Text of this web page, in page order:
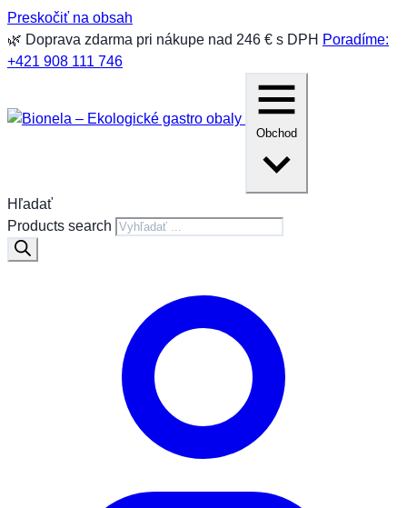
Preskočiť na obsah
🌿 Doprava zdarma pri nákupe nad 246 € s DPH Poradíme:
+421 908 111 746
Obchod
Hľadať
Products search